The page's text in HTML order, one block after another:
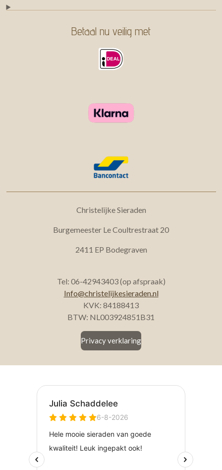
Betaal nu veilig met
Christelijke Sieraden
Burgemeester Le Coultrestraat 20
2411 EP Bodegraven
Tel: 06-42943403 (op afspraak)
Info@christelijkesieraden.nl
KVK: 84188413
BTW: NL003924851B31
Privacy verklaring